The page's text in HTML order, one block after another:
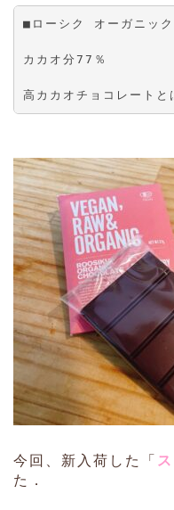
■ローシク オーガニッ
カカオ分77％
高カカオチョコレート
今回、新入荷した「
た．